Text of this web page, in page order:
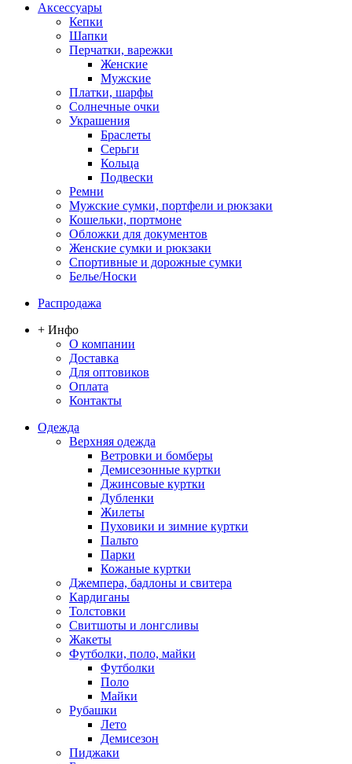
Аксессуары
Кепки
Шапки
Перчатки, варежки
Женские
Мужские
Платки, шарфы
Солнечные очки
Украшения
Браслеты
Серьги
Кольца
Подвески
Ремни
Мужские сумки, портфели и рюкзаки
Кошельки, портмоне
Обложки для документов
Женские сумки и рюкзаки
Спортивные и дорожные сумки
Белье/Носки
Распродажа
+ Инфо
О компании
Доставка
Для оптовиков
Оплата
Контакты
Одежда
Верхняя одежда
Ветровки и бомберы
Демисезонные куртки
Джинсовые куртки
Дубленки
Жилеты
Пуховики и зимние куртки
Пальто
Парки
Кожаные куртки
Джемпера, бадлоны и свитера
Кардиганы
Толстовки
Свитшоты и лонгсливы
Жакеты
Футболки, поло, майки
Футболки
Поло
Майки
Рубашки
Лето
Демисезон
Пиджаки